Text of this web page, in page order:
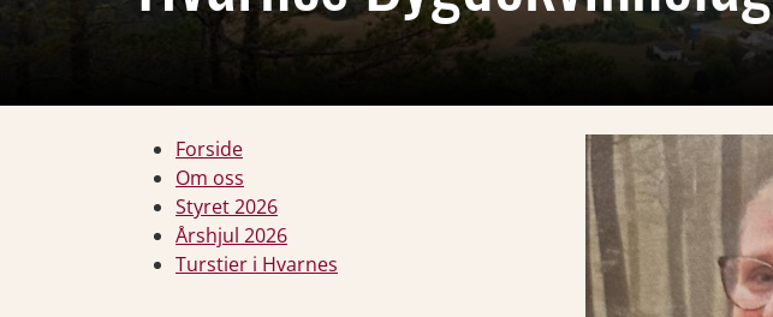
Forside
Om oss
Styret 2026
Årshjul 2026
Turstier i Hvarnes